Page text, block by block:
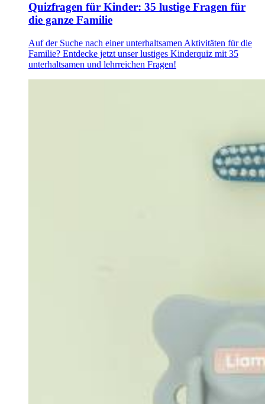
Quizfragen für Kinder: 35 lustige Fragen für
die ganze Familie
Auf der Suche nach einer unterhaltsamen Aktivitäten für die
Familie? Entdecke jetzt unser lustiges Kinderquiz mit 35
unterhaltsamen und lehrreichen Fragen!